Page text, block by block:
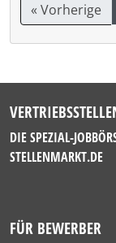
« Vorherige
DIE SPEZIAL-
STELLENMARKT.DE
FÜR BEWERBER